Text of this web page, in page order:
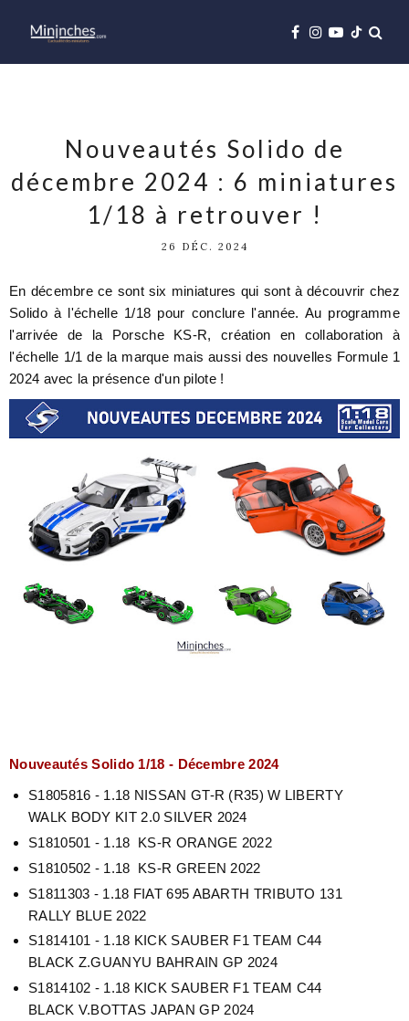
Nouveautés Solido de
décembre 2024 : 6 miniatures
1/18 à retrouver !
26 DÉC. 2024
En décembre ce sont six miniatures qui sont à découvrir chez
Solido à l'échelle 1/18 pour conclure l'année. Au programme
l'arrivée de la Porsche KS-R, création en collaboration à
l'échelle 1/1 de la marque mais aussi des nouvelles Formule 1
2024 avec la présence d'un pilote !
Nouveautés Solido 1/18 - Décembre 2024
S1805816 - 1.18 NISSAN GT-R (R35) W LIBERTY
WALK BODY KIT 2.0 SILVER 2024
S1810501 - 1.18 KS-R ORANGE 2022
S1810502 - 1.18 KS-R GREEN 2022
S1811303 - 1.18 FIAT 695 ABARTH TRIBUTO 131
RALLY BLUE 2022
S1814101 - 1.18 KICK SAUBER F1 TEAM C44
BLACK Z.GUANYU BAHRAIN GP 2024
S1814102 - 1.18 KICK SAUBER F1 TEAM C44
BLACK V.BOTTAS JAPAN GP 2024